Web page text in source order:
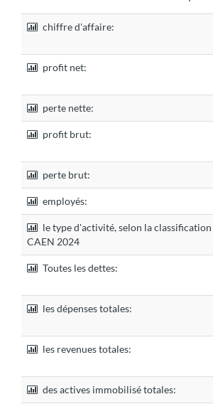
chiffre d'affaire:
profit net:
perte nette:
profit brut:
perte brut:
employés:
le type d'activité, selon la classification
CAEN 2024
Toutes les dettes:
les dépenses totales:
les revenues totales:
des actives immobilisé totales: